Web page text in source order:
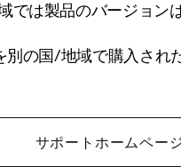
では製品のバージョン
別の国/地域で購入され
サポートホームペー